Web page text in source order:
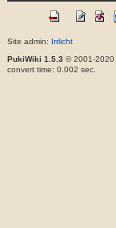
Site admin: Irrlicht
PukiWiki 1.5.3 © 2001-2020
convert time: 0.002 sec.